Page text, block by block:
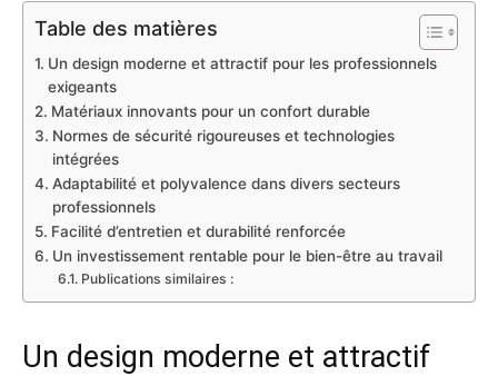
Table des matières
Un design moderne et attractif pour les professionnels
exigeants
Matériaux innovants pour un confort durable
Normes de sécurité rigoureuses et technologies
intégrées
Adaptabilité et polyvalence dans divers secteurs
professionnels
Facilité d’entretien et durabilité renforcée
Un investissement rentable pour le bien-être au travail
Publications similaires :
Un design moderne et attractif